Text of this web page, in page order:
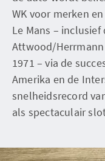
WK voor merken
Le Mans –
Attwood/Herrmann
1971 – via de
Amerika en de
snelheidsrecord
als spectaculair